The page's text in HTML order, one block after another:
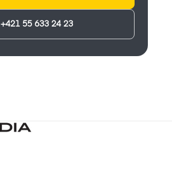
+421 55 633 24 23